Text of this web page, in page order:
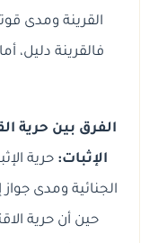
القرينة ومدى
فالقرينة دليل،
الفرق بين حرية
الإثبات: حرية
الجنائية ومدى
حين أن حرية